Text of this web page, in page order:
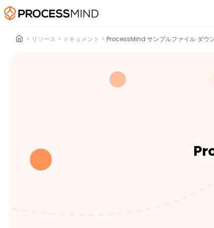
> リソース > ドキュメント > ProcessMind サンプルファイル ダウ